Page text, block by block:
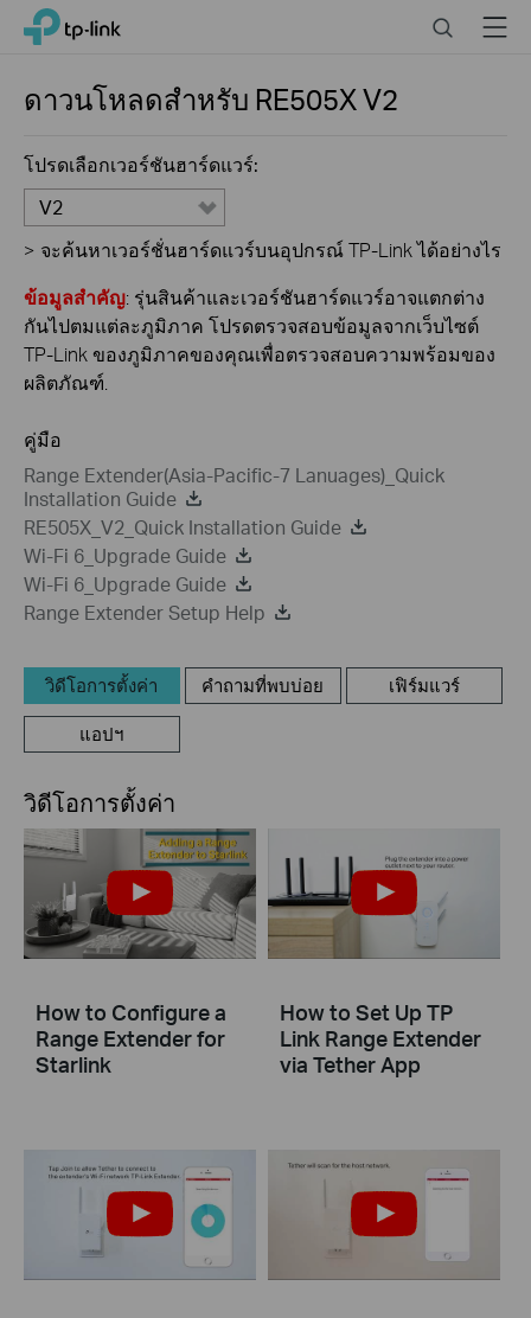
Click
navigation
TP-Link, Reliably Smart SearchMenu
ดาวนโหลดสำหรับ RE505XV2
โปรดเลือกเวอร์ชันฮาร์ดแวร์:
V2
> จะค้นหาเวอร์ชั่นฮาร์ดแวร์บนอุปกรณ์ TP-Link ได้อย่างไร
ข้อมูลสำคัญ: รุ่นสินค้าและเวอร์ชันฮาร์ดแวร์อาจแตกต่าง
กันไปตมแต่ละภูมิภาค โปรดตรวจสอบข้อมูลจากเว็บไซต์
TP-Link ของภูมิภาคของคุณเพื่อตรวจสอบความพร้อมของ
ผลิตภัณฑ์.
คู่มือ
Range Extender(Asia-Pacific-7 Lanuages)_Quick
Installation Guide
RE505X_V2_Quick Installation Guide
Wi-Fi 6_Upgrade Guide
Wi-Fi 6_Upgrade Guide
Range Extender Setup Help
วิดีโอการตั้งค่า คำถามที่พบบ่อย เฟิร์มแวร์
แอปฯ
วิดีโอการตั้งค่า
How to Configure a
Range Extender for
Starlink
How to Set Up TP
Link Range Extender
via Tether App